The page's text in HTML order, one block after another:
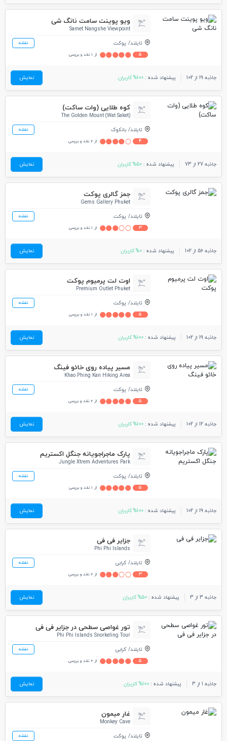
ویو پوینت سامت نانگ شی
Samet Nangshe Viewpoint
تایلند پوکت نقشه
5 از 1 نقد و بررسی
جاذبه 19 از 102 پیشنهاد شده : 100% کاربران نمایش
کوه طلایی (وات ساکت)
The Golden Mount (Wat Saket)
تایلند بانکوک نقشه
4 از 2 نقد و بررسی
جاذبه 27 از 73 پیشنهاد شده : 50% کاربران نمایش
جمز گالری پوکت
Gems Gallery Phuket
تایلند پوکت نقشه
3 از 1 نقد و بررسی
جاذبه 56 از 102 پیشنهاد شده : 0% کاربران نمایش
اوت لت پرمیوم پوکت
Premium Outlet Phuket
تایلند پوکت نقشه
5 از 1 نقد و بررسی
جاذبه 19 از 102 پیشنهاد شده : 100% کاربران نمایش
مسیر پیاده روی خائو فینگ
Khao Phing Kan Hiking Area
تایلند پوکت نقشه
5 از 2 نقد و بررسی
جاذبه 12 از 102 پیشنهاد شده : 100% کاربران نمایش
پارک ماجراجویانه جنگل اکستریم
Jungle Xtrem Adventures Park
تایلند پوکت نقشه
5 از 1 نقد و بررسی
جاذبه 19 از 102 پیشنهاد شده : 100% کاربران نمایش
جزایر فی فی
Phi Phi Islands
تایلند کرابی نقشه
3 از 2 نقد و بررسی
جاذبه 3 از 3 پیشنهاد شده : 50% کاربران نمایش
تور غواصی سطحی در جزایر فی فی
Phi Phi Islands Snorkeling Tour
تایلند کرابی نقشه
5 از 2 نقد و بررسی
جاذبه 1 از 3 پیشنهاد شده : 100% کاربران نمایش
غار میمون
Monkey Cave
تایلند پوکت نقشه